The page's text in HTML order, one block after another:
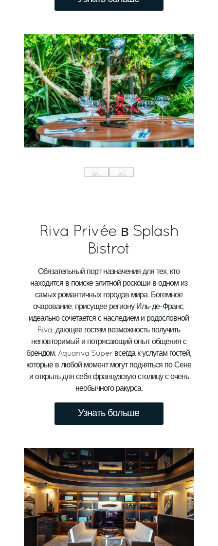
Riva Privée в Splash
Bistrot
Обязательный порт назначения для тех, кто
находится в поиске элитной роскоши в одном из
самых романтичных городов мира. Богемное
очарование, присущее региону Иль-де-Франс,
идеально сочетается с наследием и родословной
Riva, дающее гостям возможность получить
неповторимый и потрясающий опыт общения с
брендом. Aquariva Super всегда к услугам гостей,
которые в любой момент могут подняться по Сене
и открыть для себя французскую столицу с очень
необычного ракурса.
Узнать больше